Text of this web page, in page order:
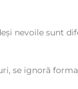
nevoile sunt
se ignoră